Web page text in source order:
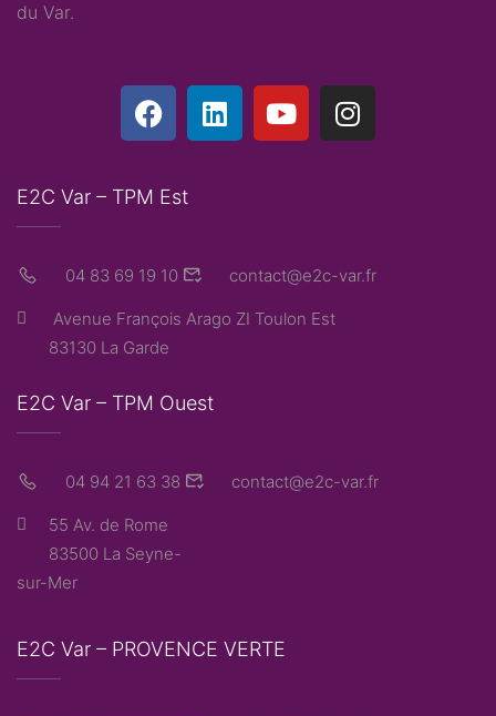
du Var.
E2C Var – TPM Est
04 83 69 19 10 contact@e2c-var.fr
Avenue François Arago ZI Toulon Est
83130 La Garde
E2C Var – TPM Ouest
04 94 21 63 38 contact@e2c-var.fr
55 Av. de Rome
83500 La Seyne-
sur-Mer
E2C Var – PROVENCE VERTE